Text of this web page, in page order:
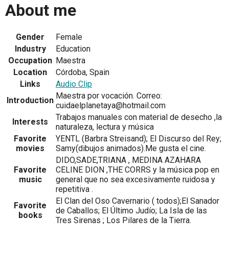
About me
Gender
Female
Industry
Education
Occupation Maestra
Location
Córdoba, Spain
Links
Audio Clip
Introduction Maestra por vocación. Correo:
cuidaelplanetaya@hotmail.com
Interests
Trabajos manuales con material de desecho ,la
naturaleza, lectura y música
Favorite
movies
YENTL (Barbra Streisand); El Discurso del Rey;
Samy(dibujos animados).Me gusta el cine.
Favorite
music
DIDO,SADE,TRIANA , MEDINA AZAHARA
CELINE DION ,THE CORRS y la música pop en
general que no sea excesivamente ruidosa y
repetitiva .
Favorite
books
El Clan del Oso Cavernario ( todos);El Sanador
de Caballos; El Último Judío; La Isla de las
Tres Sirenas ; Los Pilares de la Tierra.